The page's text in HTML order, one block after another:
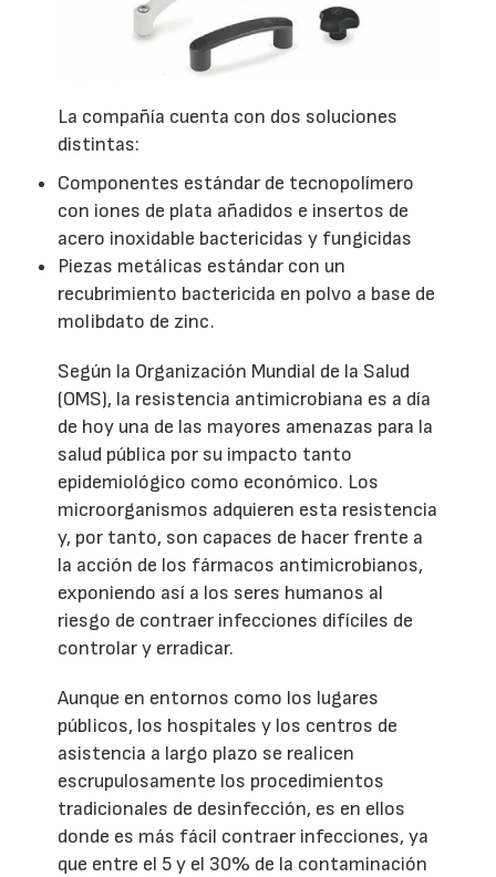
La compañía cuenta con dos soluciones
distintas:
Componentes estándar de tecnopolímero
con iones de plata añadidos e insertos de
acero inoxidable bactericidas y fungicidas
Piezas metálicas estándar con un
recubrimiento bactericida en polvo a base de
molibdato de zinc.
Según la Organización Mundial de la Salud
(OMS), la resistencia antimicrobiana es a día
de hoy una de las mayores amenazas para la
salud pública por su impacto tanto
epidemiológico como económico. Los
microorganismos adquieren esta resistencia
y, por tanto, son capaces de hacer frente a
la acción de los fármacos antimicrobianos,
exponiendo así a los seres humanos al
riesgo de contraer infecciones difíciles de
controlar y erradicar.
Aunque en entornos como los lugares
públicos, los hospitales y los centros de
asistencia a largo plazo se realicen
escrupulosamente los procedimientos
tradicionales de desinfección, es en ellos
donde es más fácil contraer infecciones, ya
que entre el 5 y el 30% de la contaminación